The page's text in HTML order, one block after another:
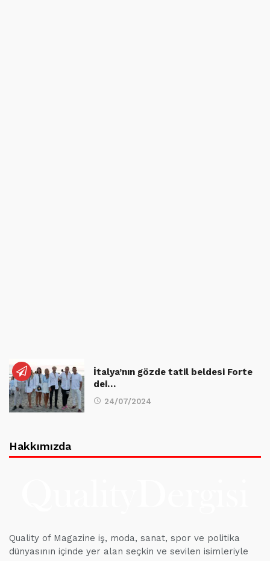
İtalya’nın gözde tatil beldesi Forte
dei…
24/07/2024
Hakkımızda
Quality of Magazine iş, moda, sanat, spor ve politika
dünyasının içinde yer alan seçkin ve sevilen isimleriyle